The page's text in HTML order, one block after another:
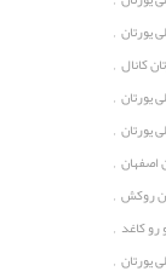
یورتان ,
کانال ,
یورتان ,
یورتان ,
اصفهان ,
روکش ,
رو کاغد ,
یورتان ,